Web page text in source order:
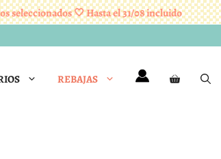
🤍 Hasta el 31/08 incluido
REBAJAS